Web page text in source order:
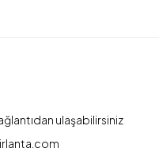
ulaşabilirsiniz